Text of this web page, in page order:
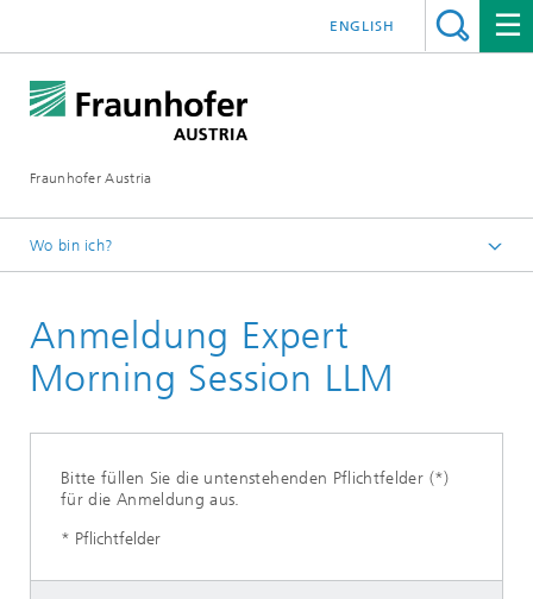
Fraunhofer Austria
ENGLISH
Wo bin ich?
Veranstaltungen
Expert Morning Session: Die Zukunft der
Entscheidungsfindung
Anmeldung Expert
Morning Session LLM
Bitte füllen Sie die untenstehenden Pflichtfelder (*)
für die Anmeldung aus.
* Pflichtfelder